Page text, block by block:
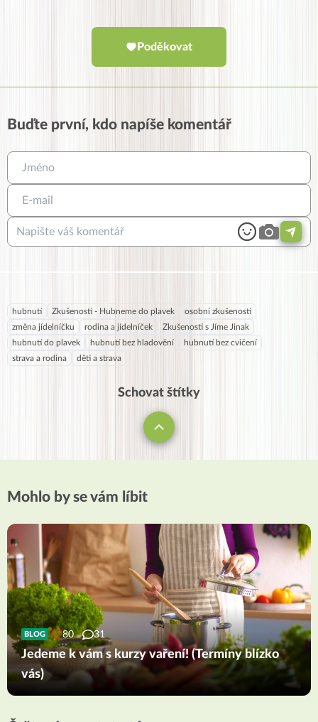
Poděkovat
Buďte první, kdo napíše komentář
hubnutí Zkušenosti - Hubneme do plavek
osobní zkušenosti
změna jídelníčku
rodina a jídelníček
Zkušenosti s Jíme Jinak
hubnutí do plavek
hubnutí bez hladovění
hubnutí bez cvičení
strava a rodina
děti a strava
Schovat štítky
Mohlo by se vám líbit
BLOG 80 31
Jedeme k vám s kurzy vaření! (Termíny blízko
vás)